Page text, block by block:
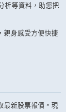
析等資料，助您把
親身感受方便快捷
最新股票報價。現